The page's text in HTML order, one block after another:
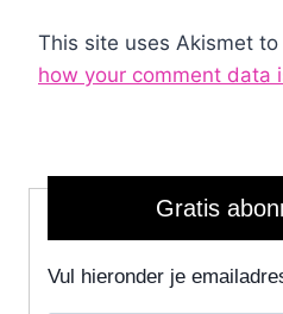
This site uses Akismet
how your comment data
Gratis
Vul hieronder je